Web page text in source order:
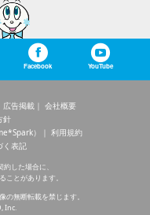
Facebook YouTube
広告掲載
会社概要
針
）
利用規約
く表記
した場合に、
ことがあります。
の無断転載を禁じます。
Inc.